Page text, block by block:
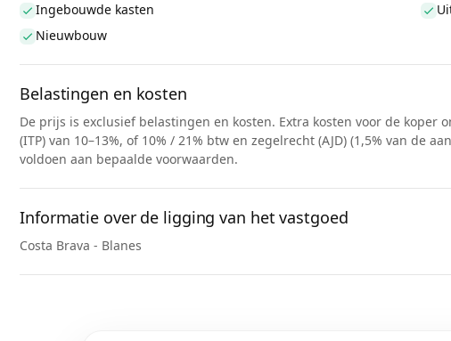
Ingebouwde kasten
Nieuwbouw
Belastingen en kosten
De prijs is exclusief belastingen en kosten. Extra kosten voor de
(ITP) van 10–13%, of 10% / 21% btw en zegelrecht (AJD) (1,5% van de
voldoen aan bepaalde voorwaarden.
Informatie over de ligging van het vastgoed
Costa Brava - Blanes